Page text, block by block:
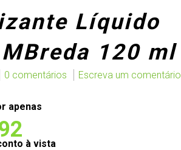
Líquido
120 ml
0 comentários Escreva um comentário
apenas
à vista